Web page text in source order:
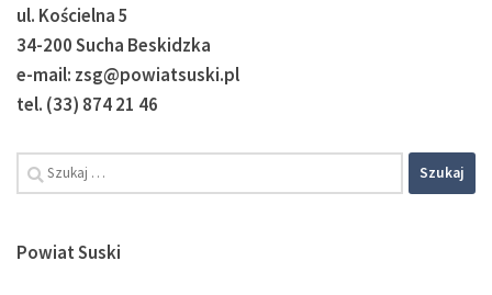
ul. Kościelna 5
34-200 Sucha Beskidzka
e-mail: zsg@powiatsuski.pl
tel. (33) 874 21 46
Powiat Suski